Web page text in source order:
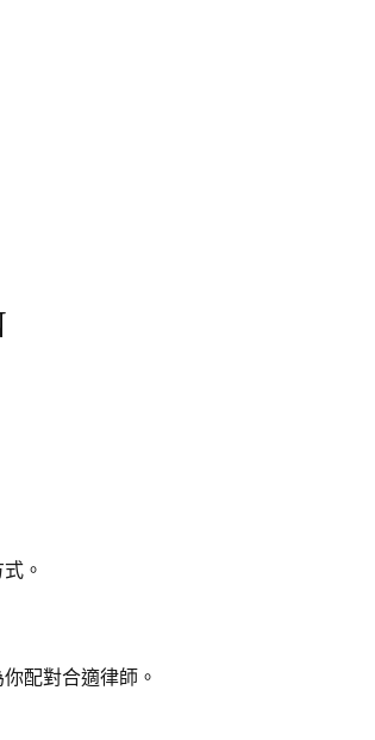
。
配對合適律師。